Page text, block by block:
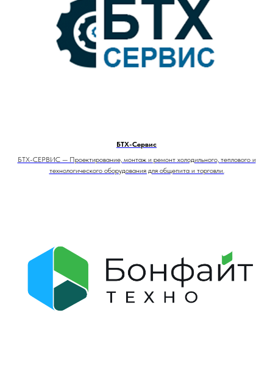
БТХ-Сервис
БТХ-СЕРВИС — Проектирование, монтаж и ремонт холодильного, теплового и
технологического оборудования для общепита и торговли.